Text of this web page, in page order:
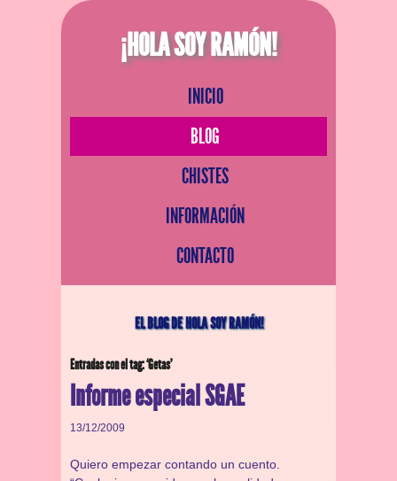
¡HOLA SOY RAMÓN!
INICIO
BLOG
CHISTES
INFORMACIÓN
CONTACTO
EL BLOG DE HOLA SOY RAMÓN!
Entradas con el tag: ‘Getas’
Informe especial SGAE
13/12/2009
Quiero empezar contando un cuento.